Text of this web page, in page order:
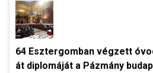
64 Esztergomban végzett
át diplomáját a Pázmány